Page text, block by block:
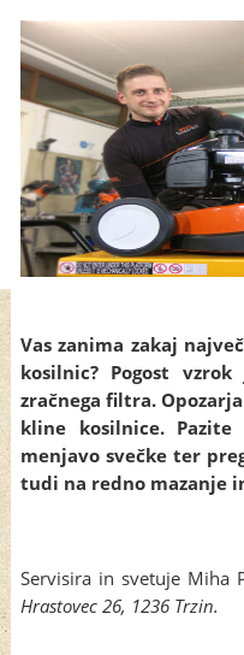
Vas zanima zakaj
kosilnic? Pogost
zračnega filtra.
kline kosilnice.
menjavo svečke ter
tudi na redno mazanje
Servisira in svetuje Miha
Hrastovec 26, 1236 Trzin.